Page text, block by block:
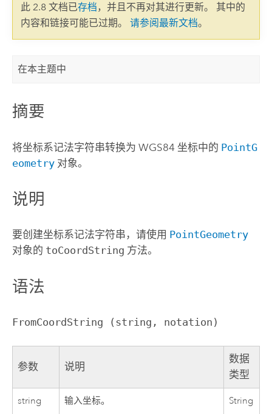
此 2.8 文档已存档，并且不再对其进行更新。 其中的
内容和链接可能已过期。 请参阅最新文档。
在本主题中
摘要
将坐标系记法字符串转换为 WGS84 坐标中的 PointG
eometry对象。
说明
要创建坐标系记法字符串，请使用 PointGeometry
对象的 toCoordString 方法。
语法
FromCoordString (string, notation)
参数 说明
数据
类型
string 输入坐标。 String